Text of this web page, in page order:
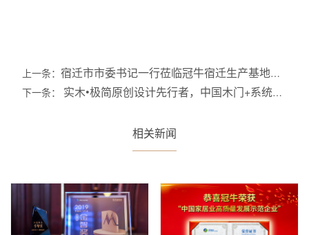
上一条： 宿迁市市委书记一行莅临冠牛宿迁生产基地视
察指导工作
下一条： 实木•极简原创设计先行者，中国木门+系统原
相关新闻